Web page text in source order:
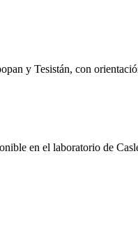
y Tesistán, con
en el laboratorio de